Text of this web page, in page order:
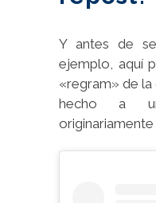
Y antes de
ejemplo, aquí
«regram» de la
hecho a